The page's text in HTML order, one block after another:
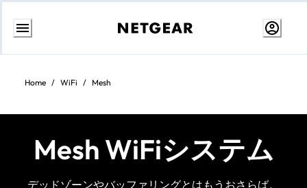
コ
に
Home / WiFi / Mesh
Mesh WiFiシステム
デッドゾーンやバッファリングとはもうおさらば。